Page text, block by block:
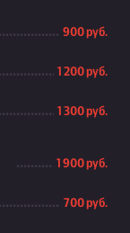
900 руб.
1 200 руб.
1 300 руб.
1 900 руб.
700 руб.